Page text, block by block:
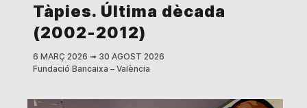
Tàpies. Última dècada
(2002-2012)
6 MARÇ 2026 ➟ 30 AGOST 2026
Fundació Bancaixa – València